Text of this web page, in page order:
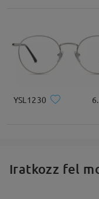
Négyzet Kerek
YSL1230
Iratkozz fel